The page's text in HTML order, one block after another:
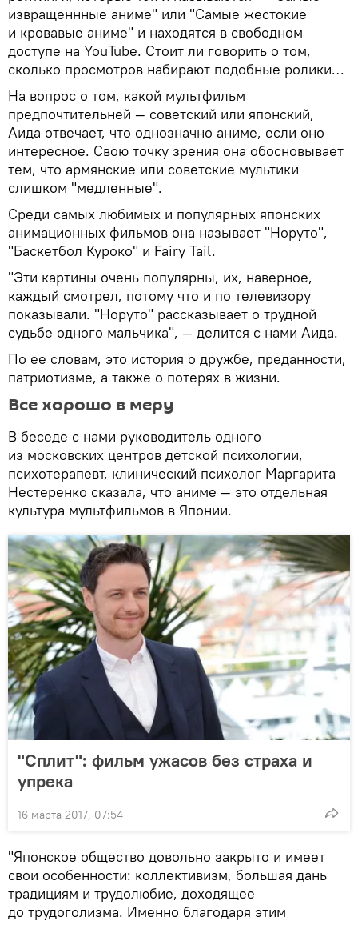
извращеннные аниме" или "Самые жестокие
и кровавые аниме" и находятся в свободном
доступе на YouTube. Стоит ли говорить о том,
сколько просмотров набирают подобные ролики…
На вопрос о том, какой мультфильм
предпочтительней — советский или японский,
Аида отвечает, что однозначно аниме, если оно
интересное. Свою точку зрения она обосновывает
тем, что армянские или советские мультики
слишком "медленные".
Среди самых любимых и популярных японских
анимационных фильмов она называет "Норуто",
"Баскетбол Куроко" и Fairy Tail.
"Эти картины очень популярны, их, наверное,
каждый смотрел, потому что и по телевизору
показывали. "Норуто" рассказывает о трудной
судьбе одного мальчика", — делится с нами Аида.
По ее словам, это история о дружбе, преданности,
патриотизме, а также о потерях в жизни.
Все хорошо в меру
В беседе с нами руководитель одного
из московских центров детской психологии,
психотерапевт, клинический психолог Маргарита
Нестеренко сказала, что аниме — это отдельная
культура мультфильмов в Японии.
"Сплит": фильм ужасов без страха и
упрека
16 марта 2017, 07:54
"Японское общество довольно закрыто и имеет
свои особенности: коллективизм, большая дань
традициям и трудолюбие, доходящее
до трудоголизма. Именно благодаря этим